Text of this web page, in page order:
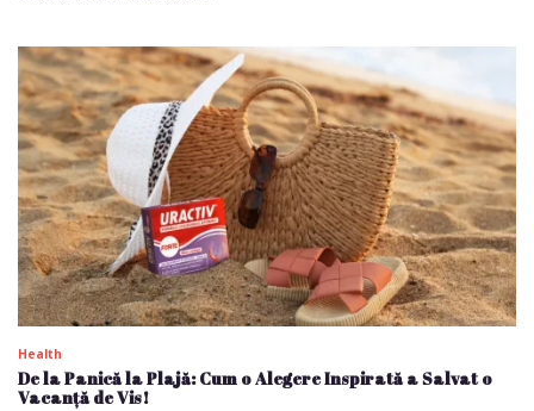
Health
De la Panică la Plajă: Cum o Alegere Inspirată a Salvat o
Vacanță de Vis!